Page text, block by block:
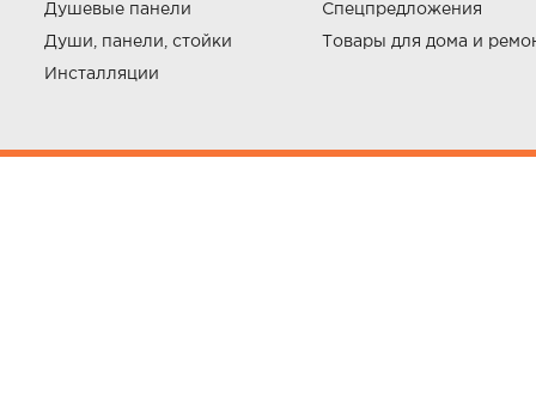
Душевые панели
Души, панели, стойки
Инсталляции
Спецпредложения
Товары для дома и